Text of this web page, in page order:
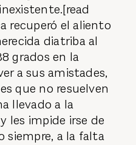
recuperó el aliento
diatriba al
grados en la
a sus amistades,
que no resuelven
llevado a la
les impide irse de
siempre, a la falta